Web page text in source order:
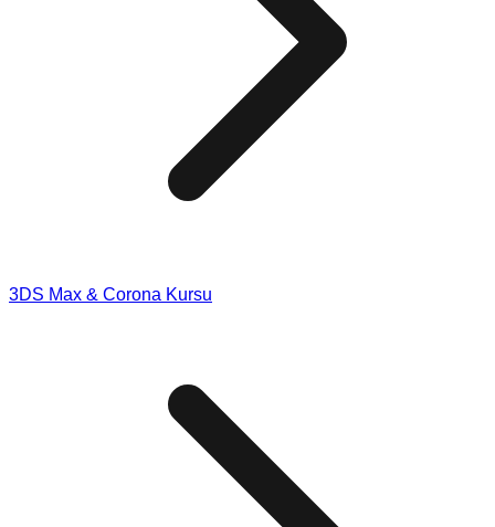
3DS Max & Corona Kursu